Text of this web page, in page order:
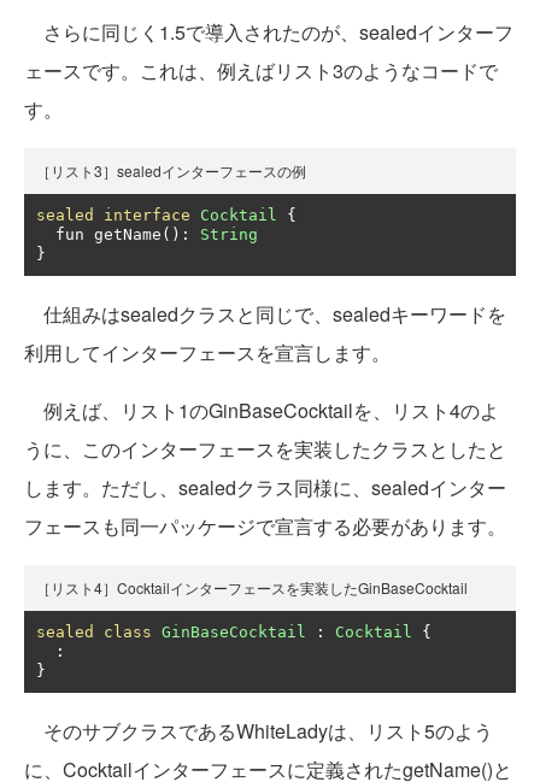
さらに同じく1.5で導入されたのが、sealedインターフ
ェースです。これは、例えばリスト3のようなコードで
す。
［リスト3］sealedインターフェースの例
sealed interface Cocktail
{
  fun getName
():
String
}
仕組みはsealedクラスと同じで、sealedキーワードを
利用してインターフェースを宣言します。
例えば、リスト1のGinBaseCocktailを、リスト4のよ
うに、このインターフェースを実装したクラスとしたと
します。ただし、sealedクラス同様に、sealedインター
フェースも同一パッケージで宣言する必要があります。
［リスト4］Cocktailインターフェースを実装したGinBaseCocktail
sealed class GinBaseCocktail : Cocktail
{
:
}
そのサブクラスであるWhiteLadyは、リスト5のよう
に、Cocktailインターフェースに定義されたgetName()と